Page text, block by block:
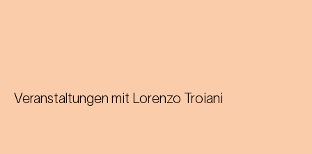
Veranstaltungen mit Lorenzo Troiani